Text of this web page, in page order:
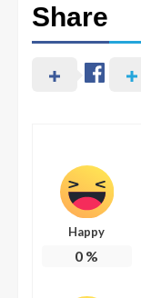
Share
Happy
0 %